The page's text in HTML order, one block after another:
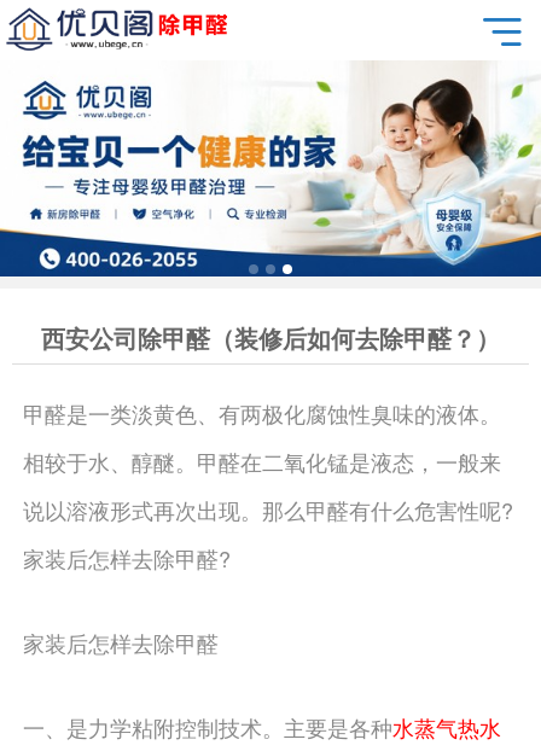
西安公司除甲醛（装修后如何去除甲醛？）
甲醛是一类淡黄色、有两极化腐蚀性臭味的液体。
相较于水、醇醚。甲醛在二氧化锰是液态，一般来
说以溶液形式再次出现。那么甲醛有什么危害性呢?
家装后怎样去除甲醛?
家装后怎样去除甲醛
一、是力学粘附控制技术。主要是各种水蒸气热水